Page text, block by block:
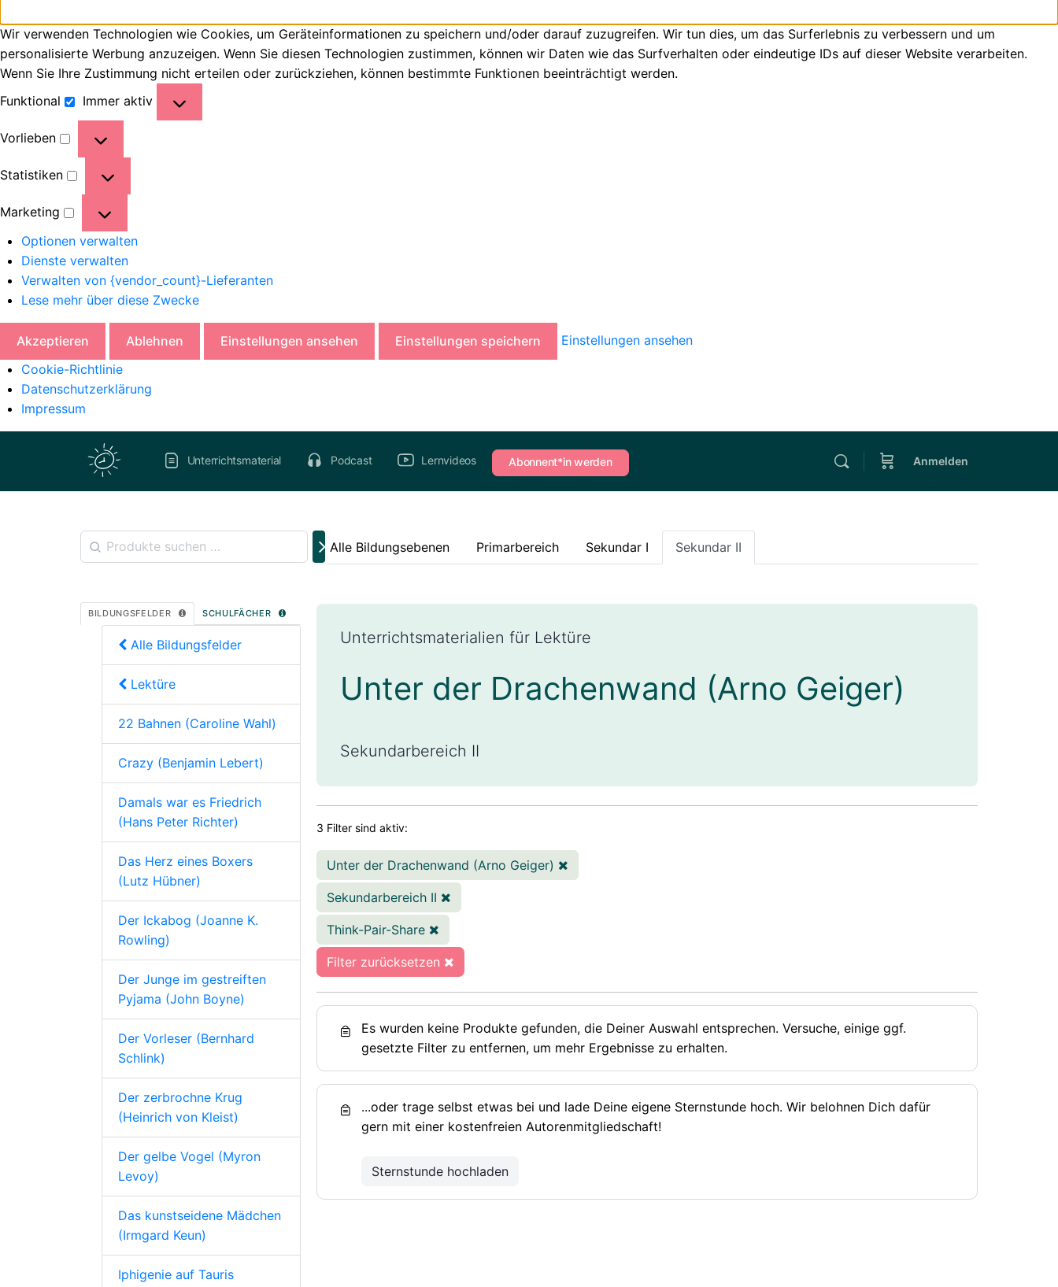
Wir verwenden Technologien wie Cookies, um Geräteinformationen zu speichern und/oder darauf zuzugreifen. Wir tun dies, um das Surferlebnis zu verbessern und um
personalisierte Werbung anzuzeigen. Wenn Sie diesen Technologien zustimmen, können wir Daten wie das Surfverhalten oder eindeutige IDs auf dieser Website verarbeiten.
Wenn Sie Ihre Zustimmung nicht erteilen oder zurückziehen, können bestimmte Funktionen beeinträchtigt werden.
Funktional
Immer aktiv
Vorlieben
Statistiken
Marketing
Optionen verwalten
Dienste verwalten
Verwalten von {vendor_count}-Lieferanten
Lese mehr über diese Zwecke
Akzeptieren Ablehnen Einstellungen ansehen Einstellungen speichern
Einstellungen ansehen
Cookie-Richtlinie
Datenschutzerklärung
Impressum
Unterrichtsmaterial Podcast Lernvideos Abonnent*in werden Anmelden
Alle Bildungsebenen Primarbereich Sekundar I Sekundar II
Unterrichtsmaterialien für Lektüre
Unter der Drachenwand (Arno Geiger)
Sekundarbereich II
3 Filter sind aktiv:
Unter der Drachenwand (Arno Geiger)
Sekundarbereich II
Think-Pair-Share
Filter zurücksetzen
Es wurden keine Produkte gefunden, die Deiner Auswahl entsprechen. Versuche, einige ggf.
gesetzte Filter zu entfernen, um mehr Ergebnisse zu erhalten.
...oder trage selbst etwas bei und lade Deine eigene Sternstunde hoch. Wir belohnen Dich dafür
gern mit einer kostenfreien Autorenmitgliedschaft!
Sternstunde hochladen
BILDUNGSFELDER SCHULFÄCHER
Alle Bildungsfelder
Lektüre
22 Bahnen (Caroline Wahl)
Crazy (Benjamin Lebert)
Damals war es Friedrich
(Hans Peter Richter)
Das Herz eines Boxers
(Lutz Hübner)
Der Ickabog (Joanne K.
Rowling)
Der Junge im gestreiften
Pyjama (John Boyne)
Der Vorleser (Bernhard
Schlink)
Der zerbrochne Krug
(Heinrich von Kleist)
Der gelbe Vogel (Myron
Levoy)
Das kunstseidene Mädchen
(Irmgard Keun)
Iphigenie auf Tauris